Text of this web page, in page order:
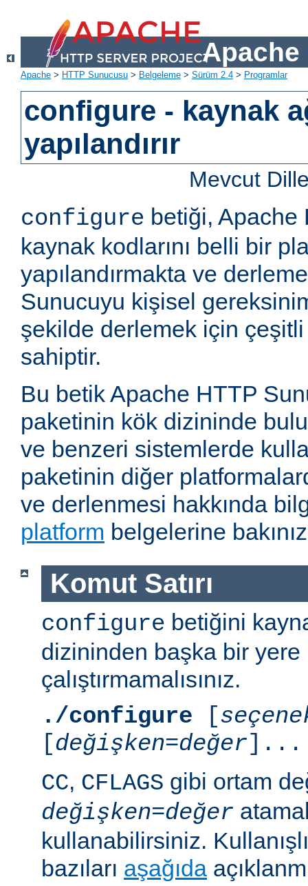
Apache
Apache > HTTP Sunucusu > Belgeleme > Sürüm 2.4 > Programlar
configure - kaynak
yapılandırır
Mevcut
configure betiği, Apache
kaynak kodlarını belli bir
yapılandırmakta ve
Sunucuyu kişisel
şekilde derlemek için
sahiptir.
Bu betik Apache HTTP
paketinin kök dizininde
ve benzeri sistemlerde
paketinin diğer
ve derlenmesi hakkında
platform belgelerine
Komut Satırı
configure betiğini
dizininden başka bir yere
çalıştırmamalısınız.
./configure [
[değişken=değer]...
CC, CFLAGS gibi ortam
değişken=değer
kullanabilirsiniz.
bazıları aşağıda